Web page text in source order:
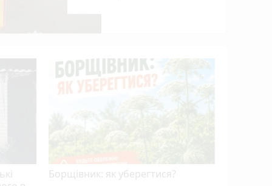
Борщівник: як уберегтися?